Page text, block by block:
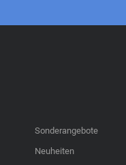
Sonderangebote
Neuheiten